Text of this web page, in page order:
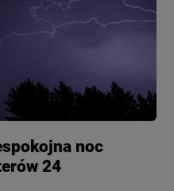
noc
24